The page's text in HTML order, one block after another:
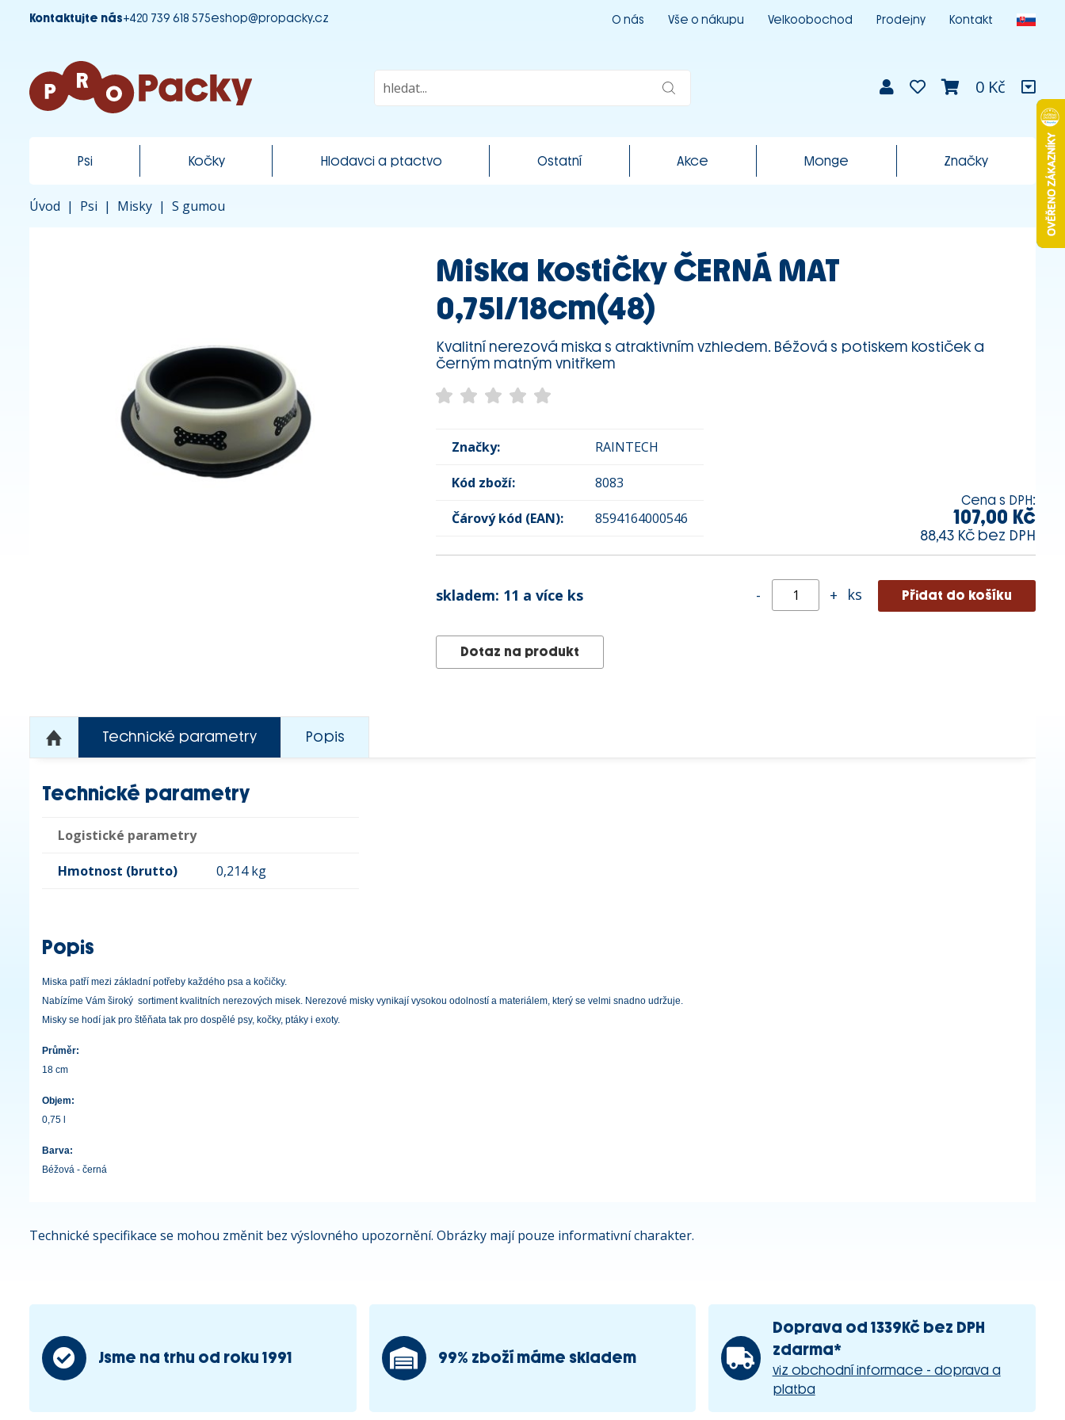
Kontaktujte nás+420 739 618 575eshop@propacky.cz O nás Vše o nákupu Velkoobochod Prodejny Kontakt
0 Kč
Psi Kočky Hlodavci a ptactvo Ostatní Akce Monge Značky
Úvod | Psi | Misky | S gumou
Miska kostičky ČERNÁ MAT
0,75l/18cm(48)
Kvalitní nerezová miska s atraktivním vzhledem. Béžová s potiskem kostiček a
černým matným vnitřkem
Značky: RAINTECH
Kód zboží: 8083
Čárový kód (EAN): 8594164000546
Cena s DPH:
107,00 Kč
88,43 Kč bez DPH
skladem: 11 a více ks - + ks
Dotaz na produkt
Technické parametry Popis
Technické parametry
Logistické parametry
Hmotnost (brutto) 0,214 kg
Popis
Miska patří mezi základní potřeby každého psa a kočičky.
Nabízíme Vám široký sortiment kvalitních nerezových misek. Nerezové misky vynikají vysokou odolností a materiálem, který se velmi snadno udržuje.
Misky se hodí jak pro štěňata tak pro dospělé psy, kočky, ptáky i exoty.
Průměr:
18 cm
Objem:
0,75 l
Barva:
Béžová - černá
Technické specifikace se mohou změnit bez výslovného upozornění. Obrázky mají pouze informativní charakter.
Jsme na trhu od roku 1991 99% zboží máme skladem
Doprava od 1339Kč bez DPH
zdarma*
viz obchodní informace - doprava a
platba